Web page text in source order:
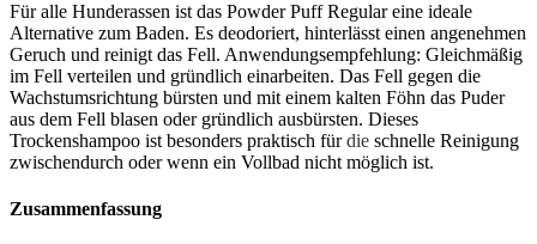
Für alle Hunderassen ist das Powder Puff Regular eine ideale
Alternative zum Baden. Es deodoriert, hinterlässt einen angenehmen
Geruch und reinigt das Fell. Anwendungsempfehlung: Gleichmäßig
im Fell verteilen und gründlich einarbeiten. Das Fell gegen die
Wachstumsrichtung bürsten und mit einem kalten Föhn das Puder
aus dem Fell blasen oder gründlich ausbürsten. Dieses
Trockenshampoo ist besonders praktisch fürdie schnelle Reinigung
zwischendurch oder wenn ein Vollbad nicht möglich ist.
Zusammenfassung